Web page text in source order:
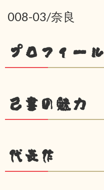
008-03/奈良
プロフィール
己書の魅力
代表作